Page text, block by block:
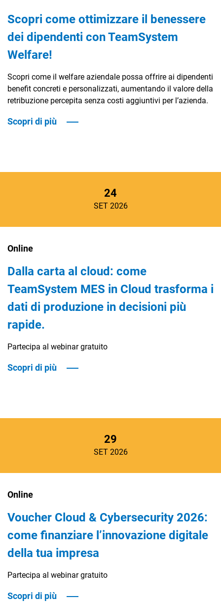
Scopri come ottimizzare il benessere
dei dipendenti con TeamSystem
Welfare!
Scopri come il welfare aziendale possa offrire ai dipendenti
benefit concreti e personalizzati, aumentando il valore della
retribuzione percepita senza costi aggiuntivi per l’azienda.
Scopri di più
24
SET 2026
Online
Dalla carta al cloud: come
TeamSystem MES in Cloud trasforma i
dati di produzione in decisioni più
rapide.
Partecipa al webinar gratuito
Scopri di più
29
SET 2026
Online
Voucher Cloud & Cybersecurity 2026:
come finanziare l’innovazione digitale
della tua impresa
Partecipa al webinar gratuito
Scopri di più